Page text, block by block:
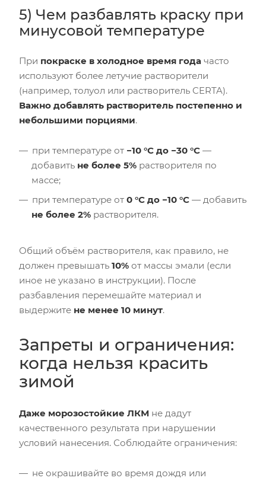
5) Чем разбавлять краску при
минусовой температуре
При покраске в холодное время года часто
используют более летучие растворители
(например, толуол или растворитель CERTA).
Важно добавлять растворитель постепенно и
небольшими порциями.
при температуре от −10 °C до −30 °C —
добавить не более 5% растворителя по
массе;
при температуре от 0 °C до −10 °C — добавить
не более 2% растворителя.
Общий объём растворителя, как правило, не
должен превышать 10% от массы эмали (если
иное не указано в инструкции). После
разбавления перемешайте материал и
выдержите не менее 10 минут.
Запреты и ограничения:
когда нельзя красить
зимой
Даже морозостойкие ЛКМ не дадут
качественного результата при нарушении
условий нанесения. Соблюдайте ограничения:
не окрашивайте во время дождя или